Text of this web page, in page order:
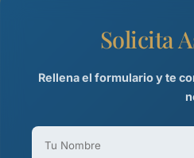
Solicita
Rellena el formulario y te